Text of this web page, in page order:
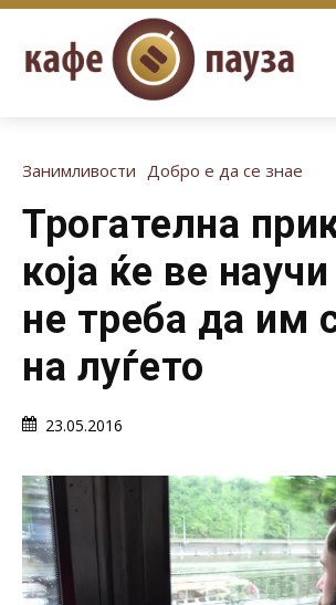
Занимливости Добро е да се знае
Трогателна
која ќе ве
не треба да им
на луѓето
23.05.2016